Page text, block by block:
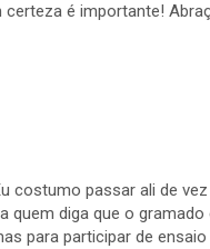
certeza é importante!
costumo passar ali de
quem diga que o
para participar de